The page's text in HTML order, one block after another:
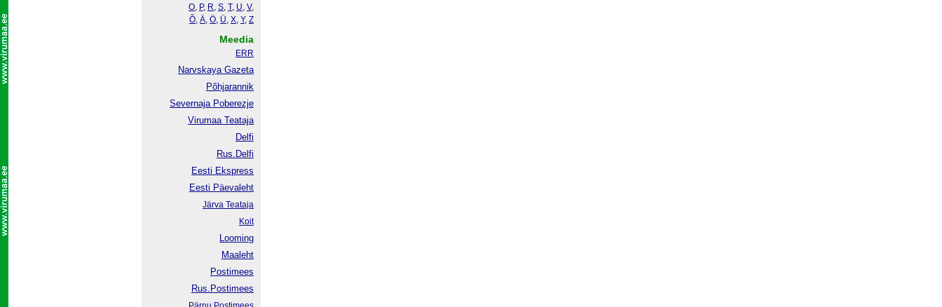
O, P, R, S, T, U, V,
Õ, Ä, Ö, Ü, X, Y, Z
Meedia
ERR
Narvskaya Gazeta
Põhjarannik
Severnaja Poberezje
Virumaa Teataja
Delfi
Rus.Delfi
Eesti Ekspress
Eesti Päevaleht
Järva Teataja
Koit
Looming
Maaleht
Postimees
Rus.Postimees